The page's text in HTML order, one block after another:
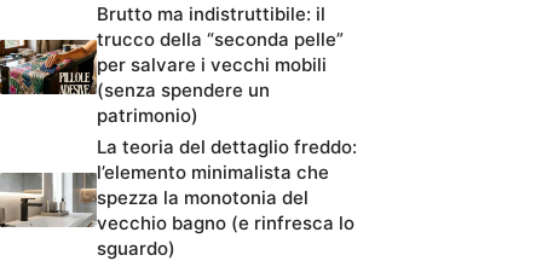
Brutto ma indistruttibile: il
trucco della “seconda pelle”
per salvare i vecchi mobili
(senza spendere un
patrimonio)
La teoria del dettaglio freddo:
l’elemento minimalista che
spezza la monotonia del
vecchio bagno (e rinfresca lo
sguardo)